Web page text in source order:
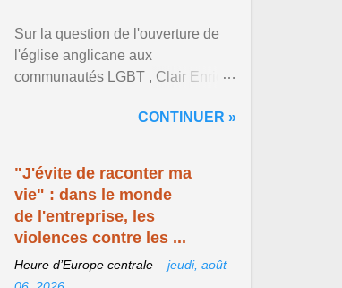
Sur la question de l'ouverture de
l'église anglicane aux
communautés LGBT , Clair Enrick
une position tranchée. Afficher
l'article ...
CONTINUER »
"J'évite de raconter ma
vie" : dans le monde
de l'entreprise, les
violences contre les ...
Heure d’Europe centrale – jeudi, août